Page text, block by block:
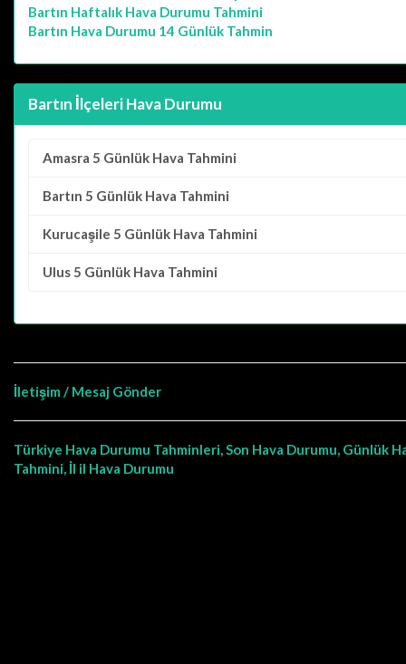
Bartın Haftalık Hava Durumu Tahmini
Bartın Hava Durumu 14 Günlük Tahmin
Bartın İlçeleri Hava Durumu
Amasra 5 Günlük Hava Tahmini
Bartın 5 Günlük Hava Tahmini
Kurucaşile 5 Günlük Hava Tahmini
Ulus 5 Günlük Hava Tahmini
İletişim / Mesaj Gönder
Türkiye Hava Durumu Tahminleri, Son Hava Durumu, Günlük
Tahmini, İl il Hava Durumu